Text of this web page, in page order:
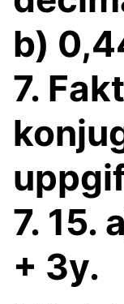
b)
7.
7. 15.
+ 3y.